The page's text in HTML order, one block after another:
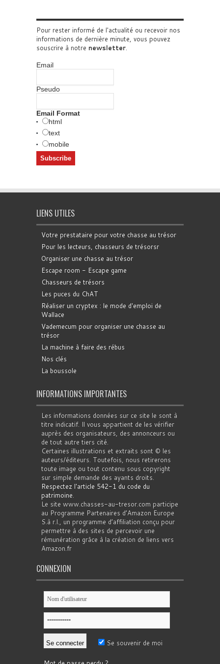
Pour rester informé de l'actualité ou recevoir nos
informations de dernière minute, vous pouvez
souscrire à notre newsletter.
Email
Pseudo
Email Format
html
text
mobile
LIENS UTILES
Votre prestataire pour votre chasse au trésor
Pour les lecteurs, chasseurs de trésorsr
Organiser une chasse au trésor
Escape room - Escape game
Chasseurs de trésors
Les puces du ChAT
Réaliser un cryptex : le mode d'emploi de
Wallace
Vademecum pour organiser une chasse au
trésor
La machine à faire des rébus
Nos clés
La boussole
INFORMATIONS IMPORTANTES
Les informations données sur ce site le sont à
titre indicatif. Il vous appartient de les vérifier
auprès des organisateurs, des annonceurs ou
de tout autre tiers cité.
Certaines illustrations et extraits sont © les
auteurs/éditeurs. Toutefois, nous retirerons
toute image ou tout contenu sous copyright
sur simple demande des ayants droits.
Respectez l'article 542-1 du code du
patrimoine.
Le site www.chasses-au-tresor.com participe
au Programme Partenaires d’Amazon Europe
S.à r.l., un programme d’affiliation conçu pour
permettre à des sites de percevoir une
rémunération grâce à la création de liens vers
Amazon.fr
CONNEXION
Se souvenir de moi